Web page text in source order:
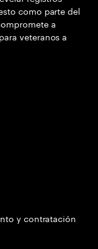
como parte del
a
veteranos a
y contratación